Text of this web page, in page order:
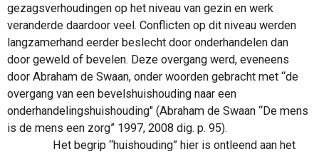
gezagsverhoudingen op het niveau van gezin en werk
veranderde daardoor veel. Conflicten op dit niveau werden
langzamerhand eerder beslecht door onderhandelen dan
door geweld of bevelen. Deze overgang werd, eveneens
door Abraham de Swaan, onder woorden gebracht met “de
overgang van een bevelshuishouding naar een
onderhandelingshuishouding" (Abraham de Swaan “De mens
is de mens een zorg” 1997, 2008 dig. p. 95).
Het begrip “huishouding” hier is ontleend aan het